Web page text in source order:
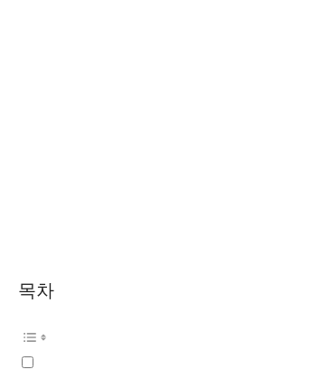
목차